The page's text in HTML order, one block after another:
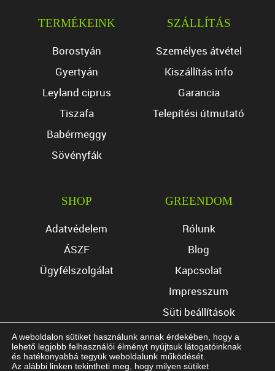
TERMÉKEINK
Borostyán
Gyertyán
Leyland ciprus
Tiszafa
Babérmeggy
Sövényfák
SZÁLLÍTÁS
Személyes átvétel
Kiszállítás info
Garancia
Telepítési útmutató
SHOP
Adatvédelem
ÁSZF
Ügyfélszolgálat
GREENDOM
Rólunk
Blog
Kapcsolat
Impresszum
Süti beállítások
A weboldalon sütiket használunk annak érdekében, hogy a
lehető legjobb felhasználói élményt nyújtsuk látogatóinknak
és hatékonyabbá tegyük weboldalunk működését.
Az alábbi linken tekintheti meg, hogy milyen sütiket